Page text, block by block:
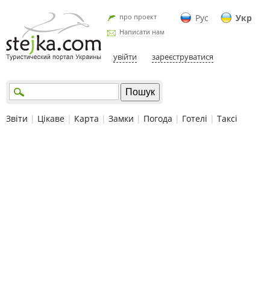
Рус Укр
про проект
Написати нам
увійти зареєструватися
Звіти | Цікаве | Карта | Замки | Погода | Готелі | Таксі